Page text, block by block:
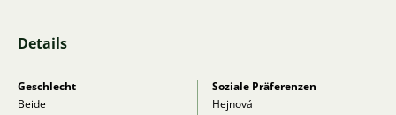
Details
Geschlecht
Beide
Soziale Präferenzen
Hejnová